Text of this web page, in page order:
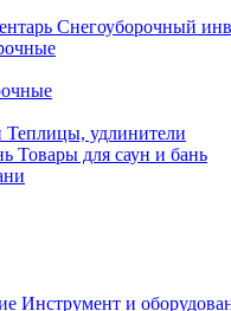
Снегоуборочный
Теплицы, удлинители
Товары для саун и бань
Инструмент и